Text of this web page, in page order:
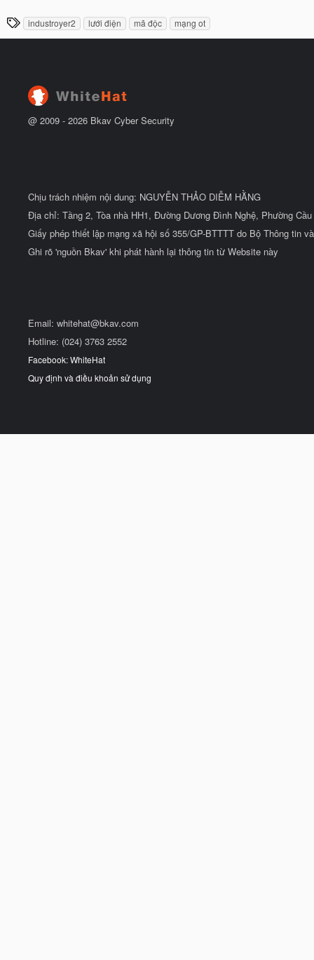
đ
ầ
u
u
T
h
industroyer2 lưới điện mã độc mạng ot
@ 2009 - 2026 Bkav Cyber Security
Chịu trách nhiệm nội dung: NGUYỄN THẢO DIỄM HẰNG
Địa chỉ: Tầng 2, Tòa nhà HH1, Đường Dương Đình Nghệ, Phường
Giấy phép thiết lập mạng xã hội số 355/GP-BTTTT do Bộ Thông tin
Ghi rõ 'nguồn Bkav' khi phát hành lại thông tin từ Website này
Email: whitehat@bkav.com
Hotline: (024) 3763 2552
Facebook: WhiteHat
Quy định và điều khoản sử dụng